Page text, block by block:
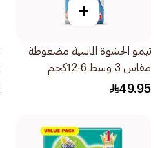
+
تيمو الحشوة الماسية مضغوطة
مقاس 3 وسط 6-12كجم
58قطعة
49.95